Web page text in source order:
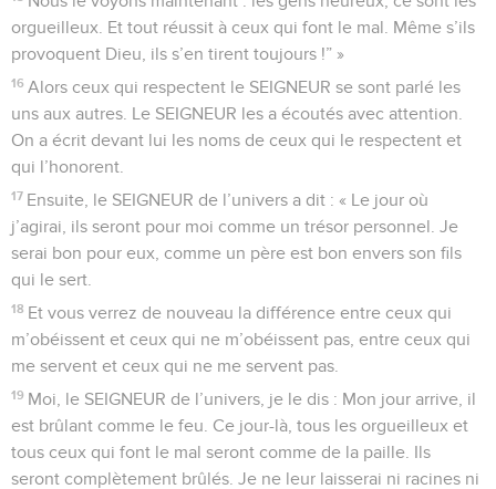
orgueilleux. Et tout réussit à ceux qui font le mal. Même s’ils
provoquent Dieu, ils s’en tirent toujours !” »
16 Alors ceux qui respectent le SEIGNEUR se sont parlé les
uns aux autres. Le SEIGNEUR les a écoutés avec attention.
On a écrit devant lui les noms de ceux qui le respectent et
qui l’honorent.
17 Ensuite, le SEIGNEUR de l’univers a dit : « Le jour où
j’agirai, ils seront pour moi comme un trésor personnel. Je
serai bon pour eux, comme un père est bon envers son fils
qui le sert.
18 Et vous verrez de nouveau la différence entre ceux qui
m’obéissent et ceux qui ne m’obéissent pas, entre ceux qui
me servent et ceux qui ne me servent pas.
19 Moi, le SEIGNEUR de l’univers, je le dis : Mon jour arrive, il
est brûlant comme le feu. Ce jour-là, tous les orgueilleux et
tous ceux qui font le mal seront comme de la paille. Ils
seront complètement brûlés. Je ne leur laisserai ni racines ni